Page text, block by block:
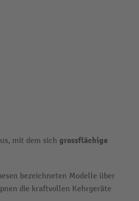
mit dem sich grossflächige
bezeichneten Modelle über
die kraftvollen Kehrgeräte